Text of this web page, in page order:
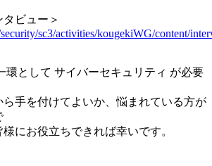
ビュー＞
sc3/activities/kougekiWG/content/
環として サイバーセキュリティ が必要
手を付けてよいか、悩まれている方が
にお役立ちできれば幸いです。